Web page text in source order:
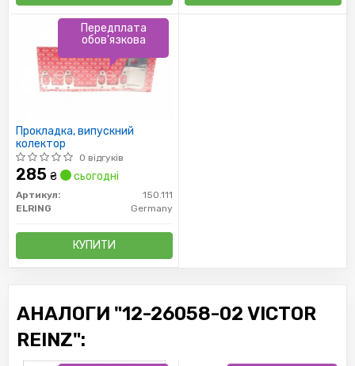
Прокладка, випускний
колектор
0 відгуків
285 ₴ сьогодні
Артикул:
150.111
ELRING
Germany
КУПИТИ
Передплата
обов'язкова
АНАЛОГИ "12-26058-02 VICTOR
REINZ":